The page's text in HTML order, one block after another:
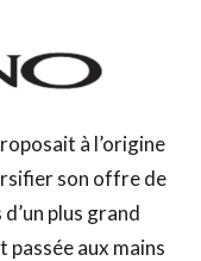
à l’origine
son offre de
plus grand
passée aux mains